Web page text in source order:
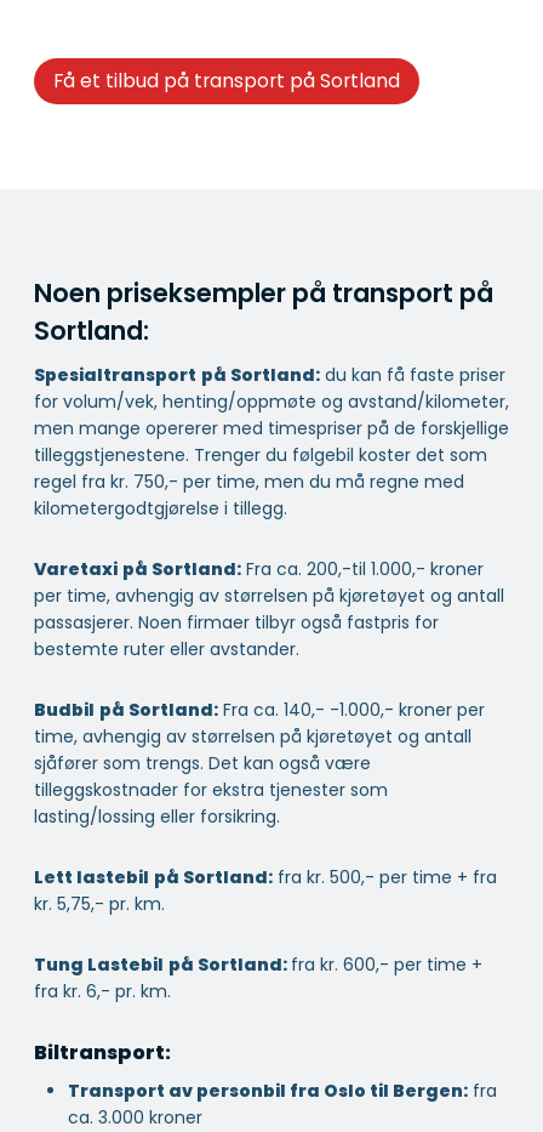
Få et tilbud på transport på Sortland
Noen priseksempler på transport på
Sortland:
Spesialtransport på Sortland: du kan få faste priser
for volum/vek, henting/oppmøte og avstand/kilometer,
men mange opererer med timespriser på de forskjellige
tilleggstjenestene. Trenger du følgebil koster det som
regel fra kr. 750,- per time, men du må regne med
kilometergodtgjørelse i tillegg.
Varetaxi på Sortland: Fra ca. 200,-til 1.000,- kroner
per time, avhengig av størrelsen på kjøretøyet og antall
passasjerer. Noen firmaer tilbyr også fastpris for
bestemte ruter eller avstander.
Budbil på Sortland: Fra ca. 140,- -1.000,- kroner per
time, avhengig av størrelsen på kjøretøyet og antall
sjåfører som trengs. Det kan også være
tilleggskostnader for ekstra tjenester som
lasting/lossing eller forsikring.
Lett lastebil på Sortland: fra kr. 500,- per time + fra
kr. 5,75,- pr. km.
Tung Lastebil på Sortland: fra kr. 600,- per time +
fra kr. 6,- pr. km.
Biltransport:
Transport av personbil fra Oslo til Bergen: fra
ca. 3.000 kroner